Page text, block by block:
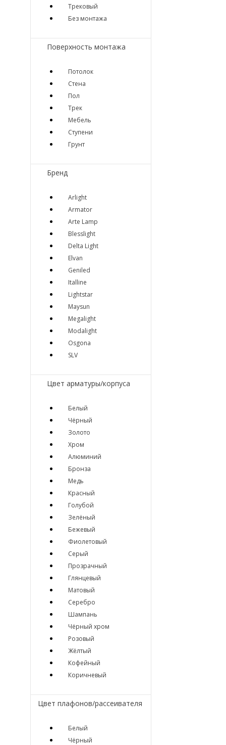
Трековый
Без монтажа
Поверхность монтажа
Потолок
Стена
Пол
Трек
Мебель
Ступени
Грунт
Бренд
Arlight
Armator
Arte Lamp
Blesslight
Delta Light
Elvan
Geniled
Italline
Lightstar
Maysun
Megalight
Modalight
Osgona
SLV
Цвет арматуры/корпуса
Белый
Чёрный
Золото
Хром
Алюминий
Бронза
Медь
Красный
Голубой
Зелёный
Бежевый
Фиолетовый
Серый
Прозрачный
Глянцевый
Матовый
Серебро
Шампань
Чёрный хром
Розовый
Жёлтый
Кофейный
Коричневый
Цвет плафонов/рассеивателя
Белый
Чёрный